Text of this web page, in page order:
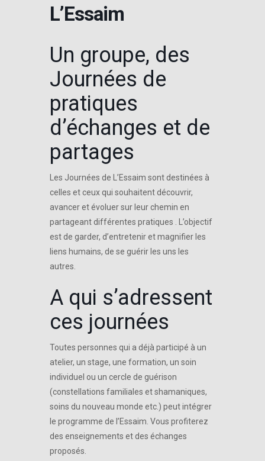
L’Essaim
Un groupe, des
Journées de
pratiques
d’échanges et de
partages
Les Journées de L’Essaim sont destinées à
celles et ceux qui souhaitent découvrir,
avancer et évoluer sur leur chemin en
partageant différentes pratiques . L’objectif
est de garder, d’entretenir et magnifier les
liens humains, de se guérir les uns les
autres.
A qui s’adressent
ces journées
Toutes personnes qui a déjà participé à un
atelier, un stage, une formation, un soin
individuel ou un cercle de guérison
(constellations familiales et shamaniques,
soins du nouveau monde etc.) peut intégrer
le programme de l’Essaim. Vous profiterez
des enseignements et des échanges
proposés.